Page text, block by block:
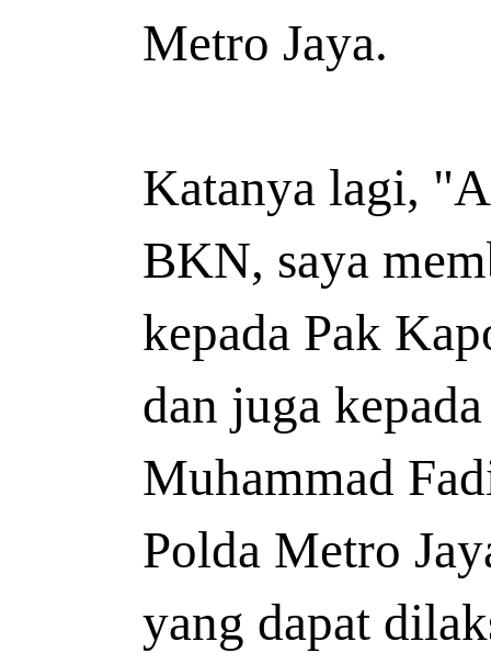
Metro Jaya.
Katanya lagi,
BKN, saya
kepada Pak
dan juga
Muhammad
Polda Metro
yang dapat